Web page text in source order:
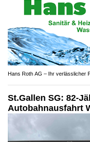
Hans Roth AG – Ihr verlässlicher
St.Gallen SG: 82-
Autobahnausfahrt